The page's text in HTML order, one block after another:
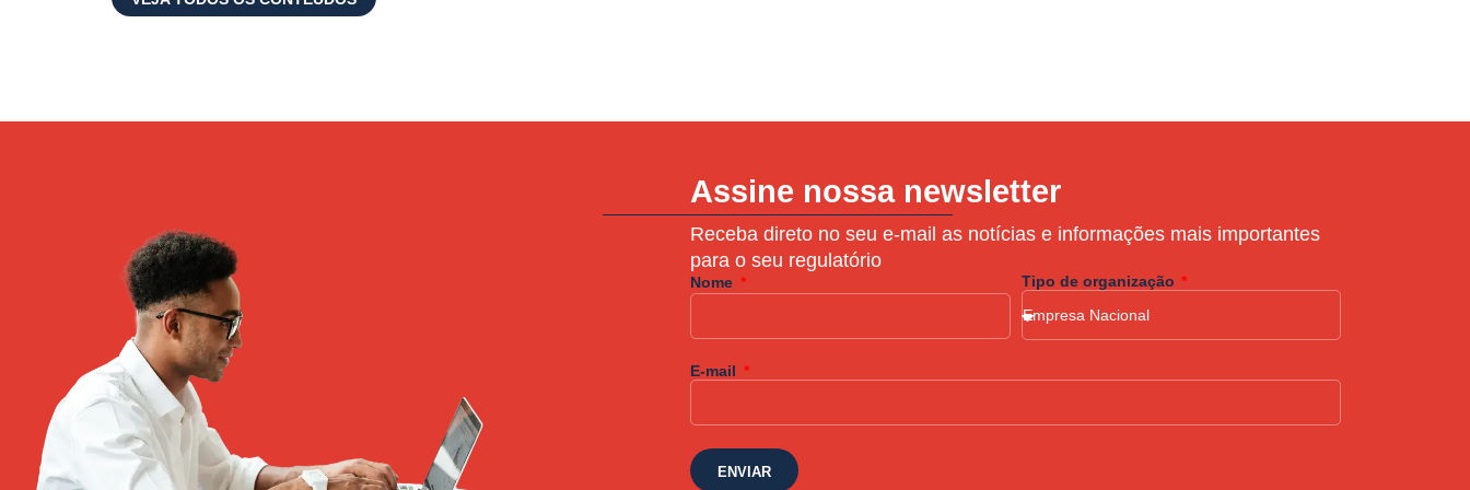
Assine nossa newsletter
Receba direto no seu e-mail as notícias e informações mais importantes
para o seu regulatório
Nome Tipo de organização
E-mail
ENVIAR